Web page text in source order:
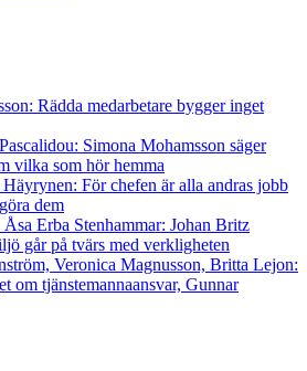
Rädda medarbetare bygger inget
Simona Mohamsson säger
vilka som hör hemma
För chefen är alla andras jobb
dem
Erba Stenhammar: Johan Britz
går på tvärs med verkligheten
Veronica Magnusson, Britta Lejon:
om tjänstemannaansvar, Gunnar